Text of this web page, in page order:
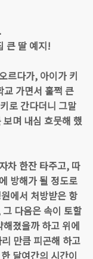
큰 딸 예지!
르다가, 아이가 키
교 가면서 훌쩍 큰
로 간다더니 그말
며 내심 흐뭇해 했
차 한잔 타주고, 따
방해가 될 정도로
에서 처방받은 항
다음은 속이 토할
졌을까 하고 위에
만큼 피곤해 하고
달여간의 시간이